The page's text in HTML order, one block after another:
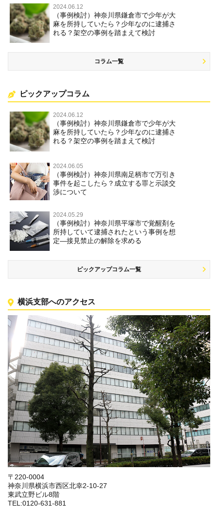
2024.06.12
（事例検討）神奈川県鎌倉市で少年が大
麻を所持していたら？少年なのに逮捕さ
れる？架空の事例を踏まえて検討
コラム一覧
ピックアップコラム
2024.06.12
（事例検討）神奈川県鎌倉市で少年が大
麻を所持していたら？少年なのに逮捕さ
れる？架空の事例を踏まえて検討
2024.06.05
（事例検討）神奈川県南足柄市で万引き
事件を起こしたら？成立する罪と示談交
渉について
2024.05.29
（事例検討）神奈川県平塚市で覚醒剤を
所持していて逮捕されたという事例を想
定―接見禁止の解除を求める
ピックアップコラム一覧
横浜支部へのアクセス
〒220-0004
神奈川県横浜市西区北幸2-10-27
東武立野ビル8階
TEL:0120-631-881